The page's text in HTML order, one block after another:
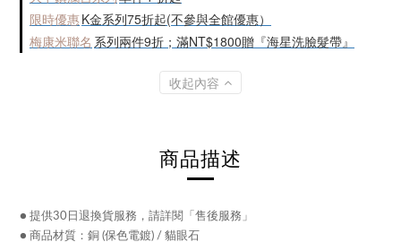
限時優惠K金系列75折起(不參與全館優惠）
梅康米聯名 系列兩件9折；滿NT$1800贈『海星洗臉髮帶』
收起內容
商品描述
● 提供30日退換貨服務，請詳閱「售後服務」
● 商品材質：銅 (保色電鍍) / 貓眼石